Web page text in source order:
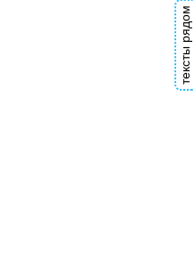
тексты рядом